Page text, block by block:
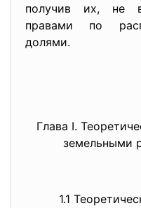
получив их, не
правами по
долями.
Глава I.
земельными
1.1